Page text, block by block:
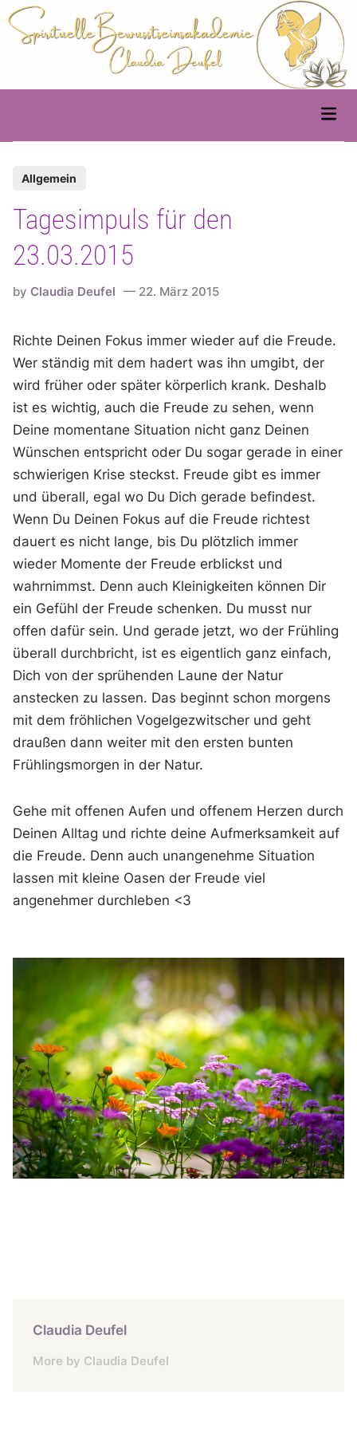
Skip
to
content
Main
t
e
d
n
Allgemein
Tagesimpuls für den
23.03.2015
byClaudia Deufel 22. März 2015
Richte Deinen Fokus immer wieder auf die Freude.
Wer ständig mit dem hadert was ihn umgibt, der
wird früher oder später körperlich krank. Deshalb
ist es wichtig, auch die Freude zu sehen, wenn
Deine momentane Situation nicht ganz Deinen
Wünschen entspricht oder Du sogar gerade in einer
schwierigen Krise steckst. Freude gibt es immer
und überall, egal wo Du Dich gerade befindest.
Wenn Du Deinen Fokus auf die Freude richtest
dauert es nicht lange, bis Du plötzlich immer
wieder Momente der Freude erblickst und
wahrnimmst. Denn auch Kleinigkeiten können Dir
ein Gefühl der Freude schenken. Du musst nur
offen dafür sein. Und gerade jetzt, wo der Frühling
überall durchbricht, ist es eigentlich ganz einfach,
Dich von der sprühenden Laune der Natur
anstecken zu lassen. Das beginnt schon morgens
mit dem fröhlichen Vogelgezwitscher und geht
draußen dann weiter mit den ersten bunten
Frühlingsmorgen in der Natur.
Gehe mit offenen Aufen und offenem Herzen durch
Deinen Alltag und richte deine Aufmerksamkeit auf
die Freude. Denn auch unangenehme Situation
lassen mit kleine Oasen der Freude viel
angenehmer durchleben <3
Claudia Deufel
More by Claudia Deufel